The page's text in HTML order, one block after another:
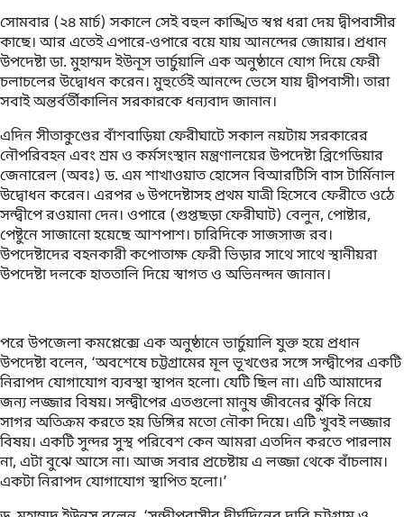
সোমবার (২৪ মার্চ) সকালে সেই বহুল কাঙ্খিত স্বপ্ন ধরা দেয় দ্বীপবাসীর
কাছে। আর এতেই এপারে-ওপারে বয়ে যায় আনন্দের জোয়ার। প্রধান
উপদেষ্টা ডা. মুহাম্মদ ইউনূস ভার্চুয়ালি এক অনুষ্ঠানে যোগ দিয়ে ফেরী
চলাচলের উদ্বোধন করেন। মুহুর্তেই আনন্দে ভেসে যায় দ্বীপবাসী। তারা
সবাই অন্তর্বর্তীকালিন সরকারকে ধন্যবাদ জানান।
এদিন সীতাকুণ্ডের বাঁশবাড়িয়া ফেরীঘাটে সকাল নয়টায় সরকারের
নৌপরিবহন এবং শ্রম ও কর্মসংস্থান মন্ত্রণালয়ের উপদেষ্টা ব্রিগেডিয়ার
জেনারেল (অবঃ) ড. এম শাখাওয়াত হোসেন বিআরটিসি বাস টার্মিনাল
উদ্বোধন করেন। এরপর ৬ উপদেষ্টাসহ প্রথম যাত্রী হিসেবে ফেরীতে ওঠে
সন্দ্বীপে রওয়ানা দেন। ওপারে (গুপ্তছড়া ফেরীঘাট) বেলুন, পোষ্টার,
পেষ্টুনে সাজানো হয়েছে আশপাশ। চারিদিকে সাজসাজ রব।
উপদেষ্টাদের বহনকারী কপোতাক্ষ ফেরী ভিড়ার সাথে সাথে স্থানীয়রা
উপদেষ্টা দলকে হাততালি দিয়ে স্বাগত ও অভিনন্দন জানান।
পরে উপজেলা কমপ্লেক্সে এক অনুষ্ঠানে ভার্চুয়ালি যুক্ত হয়ে প্রধান
উপদেষ্টা বলেন, ‘অবশেষে চট্টগ্রামের মূল ভূখণ্ডের সঙ্গে সন্দ্বীপের একটি
নিরাপদ যোগাযোগ ব্যবস্থা স্থাপন হলো। যেটি ছিল না। এটি আমাদের
জন্য লজ্জার বিষয়। সন্দ্বীপের এতগুলো মানুষ জীবনের ঝুঁকি নিয়ে
সাগর অতিক্রম করতে হয় ডিঙ্গির মতো নৌকা দিয়ে। এটি খুবই লজ্জার
বিষয়। একটি সুন্দর সুস্থ পরিবেশ কেন আমরা এতদিন করতে পারলাম
না, এটা বুঝে আসে না। আজ সবার প্রচেষ্টায় এ লজ্জা থেকে বাঁচলাম।
একটা নিরাপদ যোগাযোগ স্থাপিত হলো।’